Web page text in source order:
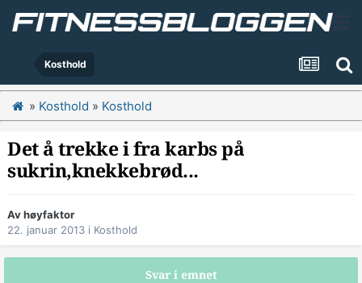
Kosthold
» Kosthold » Kosthold
Det å trekke i fra karbs på
sukrin,knekkebrød...
Avhøyfaktor
22. januar 2013 i Kosthold
Svar i emnet